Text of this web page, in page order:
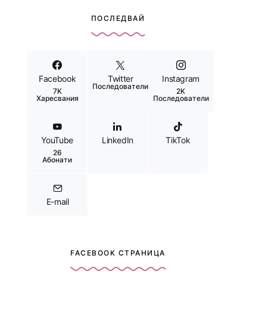
ПОСЛЕДВАЙ
Facebook
7K
Харесвания
Twitter
Последователи
Instagram
2K
Последователи
YouTube
26
Абонати
LinkedIn TikTok
E-mail
FACEBOOK СТРАНИЦА